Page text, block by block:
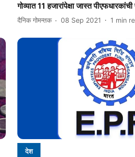
गोव्यात 11 हजारांपेक्षा जास्त
दैनिक गोमन्तक 08 Sep 2021 1 min
देश